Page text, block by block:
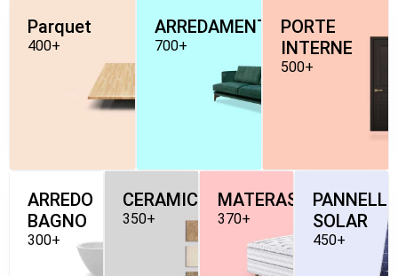
Parquet
400+
ARREDAMENTO
700+
PORTE
INTERNE
500+
ARREDO
BAGNO
300+
CERAMICHE
350+
MATERASSI
370+
PANNELLI-
SOLAR
450+